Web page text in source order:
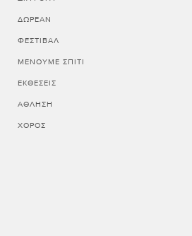
ΔΩΡΕΆΝ
ΦΕΣΤΙΒΆΛ
ΜΈΝΟΥΜΕ ΣΠΊΤΙ
ΕΚΘΈΣΕΙΣ
ΆΘΛΗΣΗ
ΧΟΡΌΣ